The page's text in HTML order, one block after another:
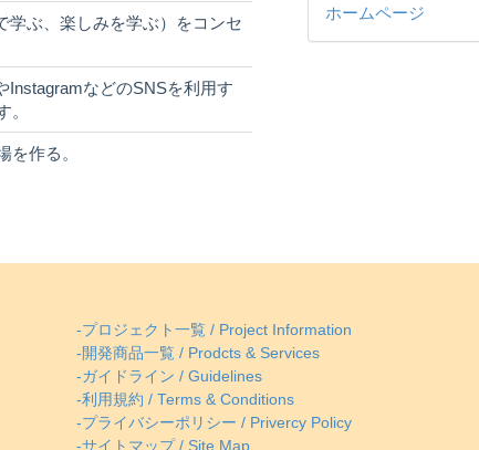
学ぶ、楽しみを学ぶ）をコンセ
InstagramなどのSNSを利用す
。
作る。
ホームページ
-プロジェクト一覧 / Project Information
-開発商品一覧 / Prodcts & Services
-ガイドライン / Guidelines
-利用規約 / Terms & Conditions
-プライバシーポリシー / Privercy Policy
-サイトマップ / Site Map